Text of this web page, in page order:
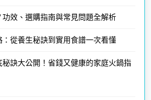
功效、選購指南與常見問題全解析
從養生秘訣到實用食譜一次看懂
秘訣大公開！省錢又健康的家庭火鍋指